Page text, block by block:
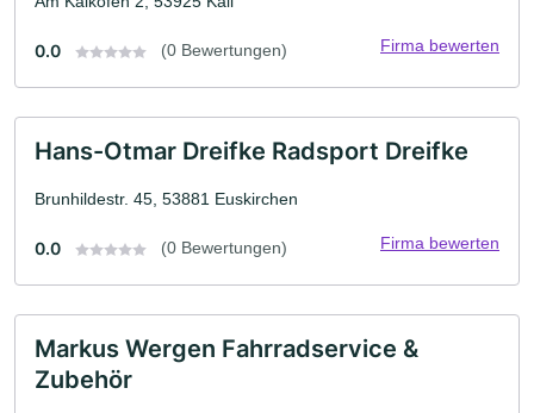
0.0 (0 Bewertungen) Firma bewerten
Hans-Otmar Dreifke Radsport Dreifke
Brunhildestr. 45, 53881 Euskirchen
0.0 (0 Bewertungen) Firma bewerten
Markus Wergen Fahrradservice &
Zubehör